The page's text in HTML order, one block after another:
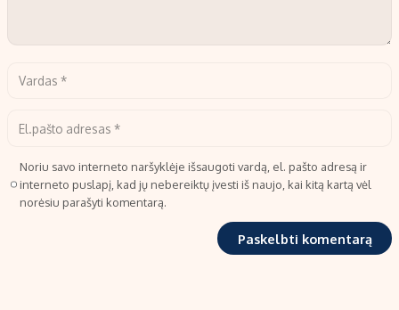
Noriu savo interneto naršyklėje išsaugoti vardą, el. pašto adresą ir
interneto puslapį, kad jų nebereiktų įvesti iš naujo, kai kitą kartą vėl
norėsiu parašyti komentarą.